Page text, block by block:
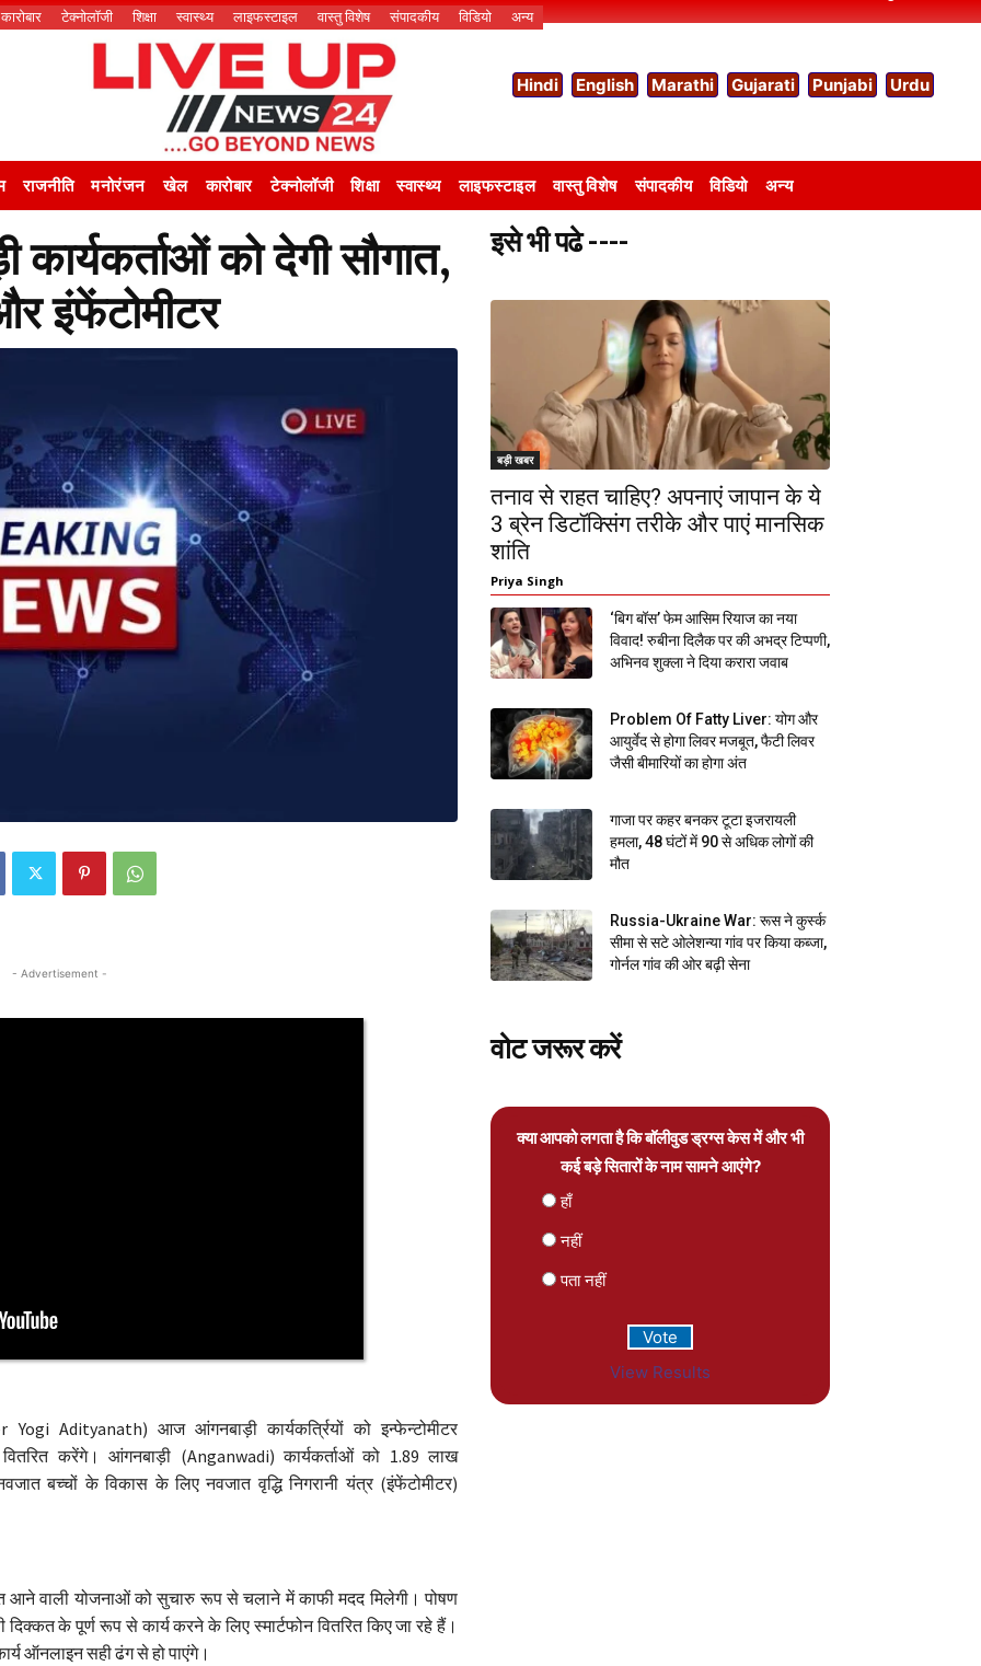
कारोबार टेक्नोलॉजी शिक्षा स्वास्थ्य लाइफस्टाइल वास्तु विशेष संपादकीय विडियो अन्य
Hindi English Marathi Gujarati Punjabi Urdu
राजनीति मनोरंजन खेल कारोबार टेक्नोलॉजी शिक्षा स्वास्थ्य लाइफस्टाइल वास्तु विशेष संपादकीय विडियो अन्य
को देगी सौगात,
इंफेंटोमीटर
- Advertisement -
Adityanath) आज आंगनबाड़ी कार्यकर्त्रियों को इन्फेन्टोमीटर
करेंगे। आंगनबाड़ी (Anganwadi) कार्यकर्ताओं को 1.89 लाख
बच्चों के विकास के लिए नवजात वृद्धि निगरानी यंत्र (इंफेंटोमीटर)
आने वाली योजनाओं को सुचारु रूप से चलाने में काफी मदद मिलेगी। पोषण
के पूर्ण रूप से कार्य करने के लिए स्मार्टफोन वितरित किए जा रहे हैं।
ऑनलाइन सही ढंग से हो पाएंगे।
इसे भी पढे ----
बड़ी खबर
तनाव से राहत चाहिए? अपनाएं जापान के ये
3 ब्रेन डिटॉक्सिंग तरीके और पाएं मानसिक
शांति
Priya Singh
‘बिग बॉस’ फेम आसिम रियाज का नया
विवाद! रुबीना दिलैक पर की अभद्र टिप्पणी,
अभिनव शुक्ला ने दिया करारा जवाब
Problem Of Fatty Liver: योग और
आयुर्वेद से होगा लिवर मजबूत, फैटी लिवर
जैसी बीमारियों का होगा अंत
गाजा पर कहर बनकर टूटा इजरायली
हमला, 48 घंटों में 90 से अधिक लोगों की
मौत
Russia-Ukraine War: रूस ने कुर्स्क
सीमा से सटे ओलेशन्या गांव पर किया कब्जा,
गोर्नल गांव की ओर बढ़ी सेना
वोट जरूर करें
क्या आपको लगता है कि बॉलीवुड ड्रग्स केस में और भी
कई बड़े सितारों के नाम सामने आएंगे?
हाँ
नहीं
पता नहीं
View Results